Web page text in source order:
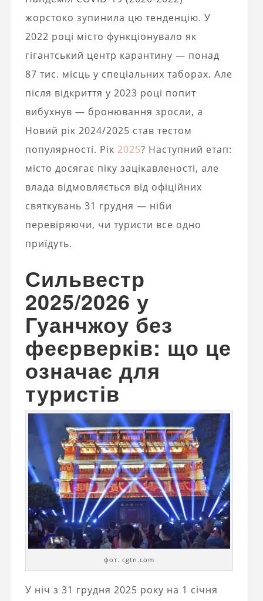
жорстоко зупинила цю тенденцію. У
2022 році місто функціонувало як
гігантський центр карантину — понад
87 тис. місць у спеціальних таборах. Але
після відкриття у 2023 році попит
вибухнув — бронювання зросли, а
Новий рік 2024/2025 став тестом
популярності. Рік 2025? Наступний етап:
місто досягає піку зацікавленості, але
влада відмовляється від офіційних
святкувань 31 грудня — ніби
перевіряючи, чи туристи все одно
приїдуть.
Сильвестр
2025/2026 у
Гуанчжоу без
феєрверків: що це
означає для
туристів
фот. cgtn.com
У ніч з 31 грудня 2025 року на 1 січня